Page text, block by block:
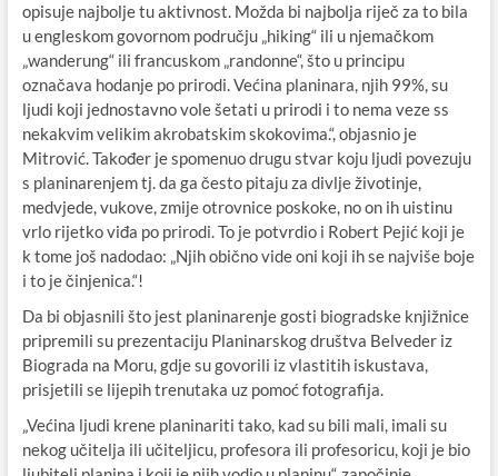
opisuje najbolje tu aktivnost. Možda bi najbolja riječ za to bila
u engleskom govornom području „hiking“ ili u njemačkom
„wanderung“ ili francuskom „randonne“, što u principu
označava hodanje po prirodi. Većina planinara, njih 99%, su
ljudi koji jednostavno vole šetati u prirodi i to nema veze ss
nekakvim velikim akrobatskim skokovima.“, objasnio je
Mitrović. Također je spomenuo drugu stvar koju ljudi povezuju
s planinarenjem tj. da ga često pitaju za divlje životinje,
medvjede, vukove, zmije otrovnice poskoke, no on ih uistinu
vrlo rijetko viđa po prirodi. To je potvrdio i Robert Pejić koji je
k tome još nadodao: „Njih obično vide oni koji ih se najviše boje
i to je činjenica.“!
Da bi objasnili što jest planinarenje gosti biogradske knjižnice
pripremili su prezentaciju Planinarskog društva Belveder iz
Biograda na Moru, gdje su govorili iz vlastitih iskustava,
prisjetili se lijepih trenutaka uz pomoć fotografija.
„Većina ljudi krene planinariti tako, kad su bili mali, imali su
nekog učitelja ili učiteljicu, profesora ili profesoricu, koji je bio